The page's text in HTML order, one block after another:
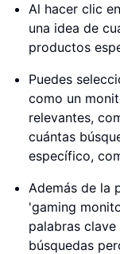
Al hacer clic
una idea de
productos
Puedes
como un
relevantes,
cuántas
específico,
Además de la
'gaming
palabras
búsquedas